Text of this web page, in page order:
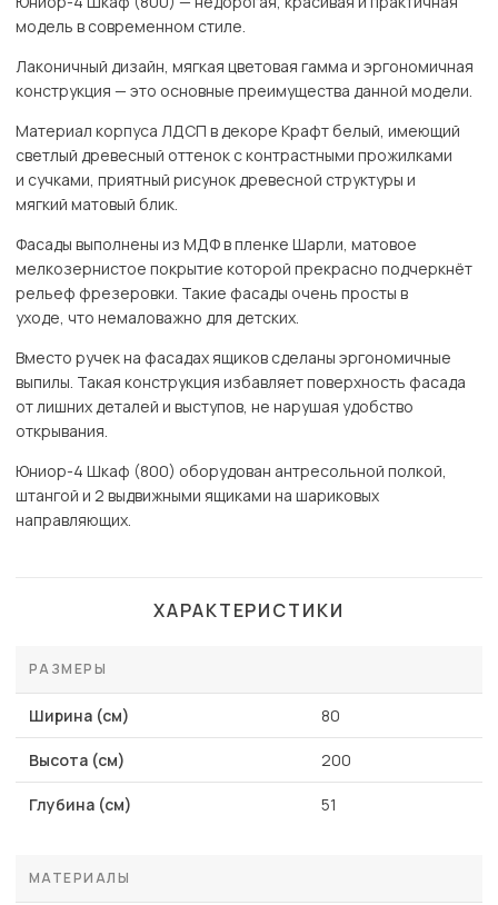
модель в современном стиле.
Лаконичный дизайн, мягкая цветовая гамма и эргономичная
конструкция — это основные преимущества данной модели.
Материал корпуса ЛДСП в декоре Крафт белый, имеющий
светлый древесный оттенок с контрастными прожилками
и сучками, приятный рисунок древесной структуры и
мягкий матовый блик.
Фасады выполнены из МДФ в пленке Шарли, матовое
мелкозернистое покрытие которой прекрасно подчеркнёт
рельеф фрезеровки. Такие фасады очень просты в
уходе, что немаловажно для детских.
Вместо ручек на фасадах ящиков сделаны эргономичные
выпилы. Такая конструкция избавляет поверхность фасада
от лишних деталей и выступов, не нарушая удобство
открывания.
Юниор-4 Шкаф (800) оборудован антресольной полкой,
штангой и 2 выдвижными ящиками на шариковых
направляющих.
ХАРАКТЕРИСТИКИ
РАЗМЕРЫ
Ширина (см) 80
Высота (см) 200
Глубина (см) 51
МАТЕРИАЛЫ